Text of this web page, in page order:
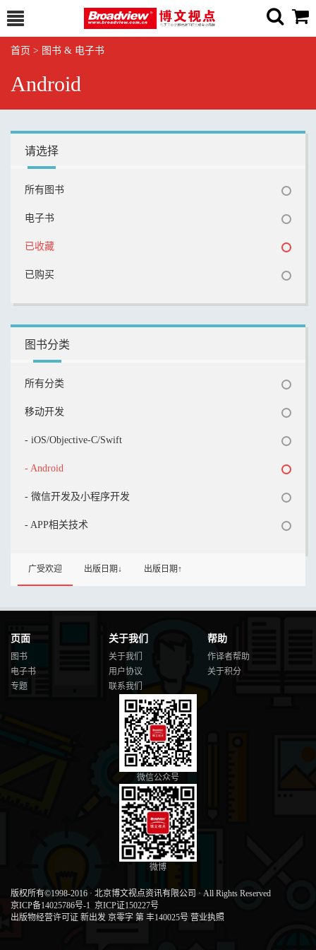
首页 > 图书 & 电子书
Android
请选择
所有图书
电子书
已收藏
已购买
图书分类
所有分类
移动开发
- iOS/Objective-C/Swift
- Android
- 微信开发及小程序开发
- APP相关技术
广受欢迎 出版日期↓ 出版日期↑
页面
图书
电子书
专题
关于我们
关于我们
用户协议
联系我们
帮助
作译者帮助
关于积分
微信公众号
微博
版权所有©1998-2016 · 北京博文视点资讯有限公司 · All Rights Reserved
京ICP备14025786号-1 京ICP证150227号
出版物经营许可证 新出发 京零字 第 丰140025号 营业执照